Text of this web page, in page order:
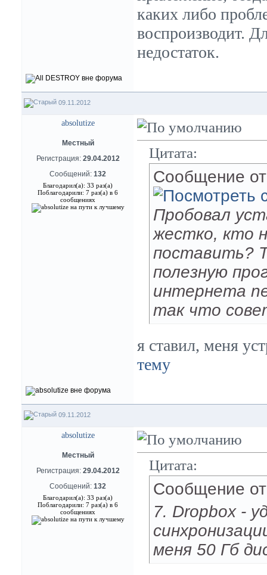
каких либо
воспроизводит.
недостаток.
09.11.2012
absolutize
Местный
Регистрация: 29.04.2012
Сообщений: 132
Благодарил(а): 33 раз(а)
Поблагодарили: 7 раз(а) в 6
сообщениях
Цитата:
Сообщение
Пробовал
жестко, кто
поставить?
полезную
интернета
так что
я ставил, меня
тему
09.11.2012
absolutize
Местный
Регистрация: 29.04.2012
Сообщений: 132
Благодарил(а): 33 раз(а)
Поблагодарили: 7 раз(а) в 6
сообщениях
Цитата:
Сообщение
7. Dropbox -
меня 50 Гб